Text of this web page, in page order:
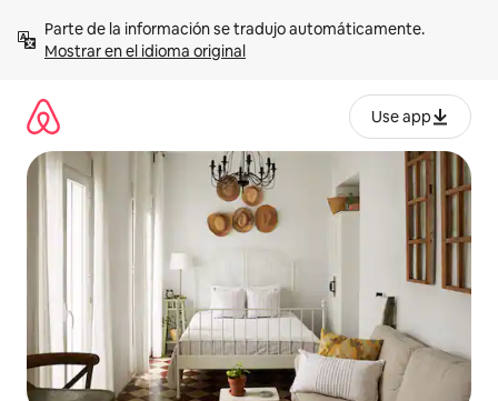
contenidoMostrar en el idioma original
Use app